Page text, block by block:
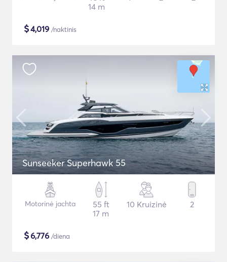
14 m
$4,019 /naktinis
Sunseeker Superhawk 55
Motorinė jachta
55 ft
17 m
10 Kruizinė 2
$6,776 /diena